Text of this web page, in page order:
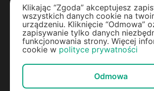
Katalog
Rośliny egzotyczne
Drzewa owocowe
Rośliny ozdobne
Klikając “Zgoda” akceptujesz
wszystkich danych cookie na
urządzeniu. Kliknięcie “Odmowa”
zapisywanie tylko danych
funkcjonowania strony. Więcej
cookie w polityce prywatności
Odmowa